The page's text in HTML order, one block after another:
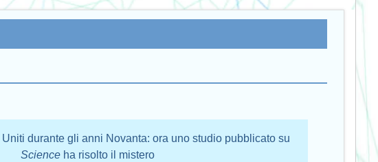
durante gli anni Novanta: ora uno studio pubblicato su
Scienceha risolto il mistero